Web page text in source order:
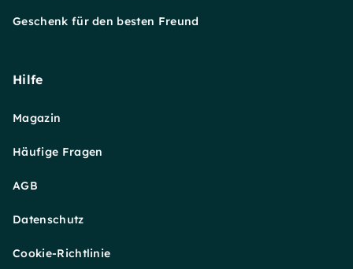
Geschenk für den besten Freund
Hilfe
Magazin
Häufige Fragen
AGB
Datenschutz
Cookie-Richtlinie